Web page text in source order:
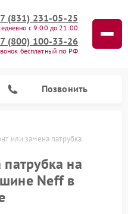
(831) 231-05-25
с 9:00 до 21:00
(800) 100-33-26
бесплатный по РФ
Позвонить
или замена патрубка
на
Neff в